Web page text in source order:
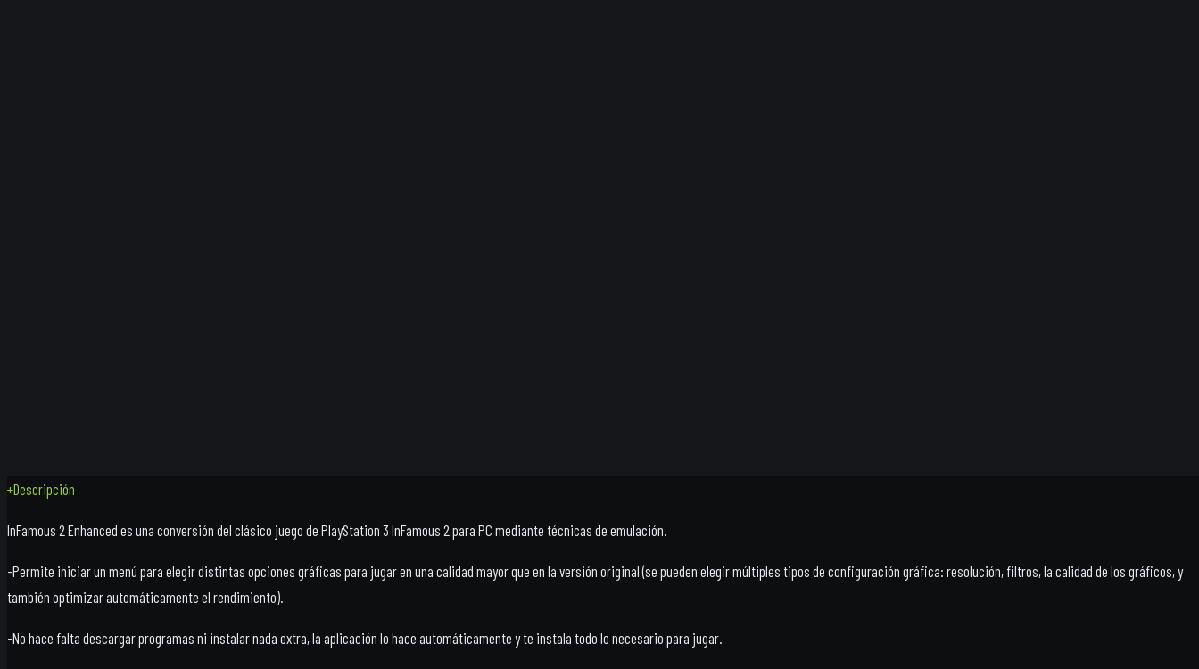
+Descripción
InFamous 2 Enhanced es una conversión del clásico juego de PlayStation 3 InFamous 2 para PC mediante técnicas de emulación.
-Permite iniciar un menú para elegir distintas opciones gráficas para jugar en una calidad mayor que en la versión original (se pueden elegir múltiples tipos de configuración gráfica: resolución, filtros, la calidad de los gráficos, y
también optimizar automáticamente el rendimiento).
-No hace falta descargar programas ni instalar nada extra, la aplicación lo hace automáticamente y te instala todo lo necesario para jugar.